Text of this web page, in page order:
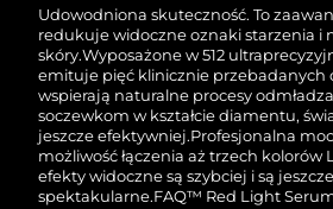
przypadku wystąpienia
od zakupu, FOREO bezpłatnie
Udowodniona skuteczność. To
redukuje widoczne oznaki starzenia i
skóry.Wyposażone w 512
emituje pięć klinicznie przebadanych
wspierają naturalne procesy
soczewkom w kształcie diamentu,
jeszcze efektywniej.Profesjonalna
możliwość łączenia aż trzech kolorów
efekty widoczne są szybciej i są
spektakularne.FAQ™ Red Light
Szwecja
Szwajcaria
Tajwan